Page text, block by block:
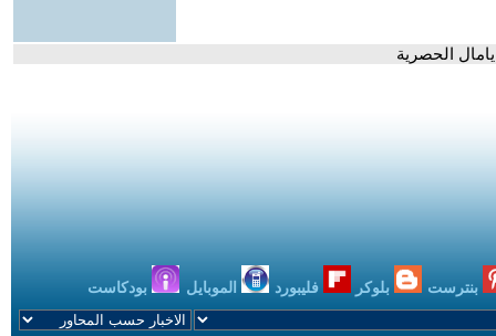
بنترست بلوكر فليبورد الموبايل بودكاست